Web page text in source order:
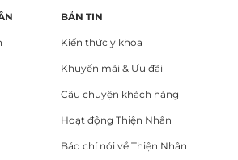
BẢN TIN
Kiến thức y khoa
Khuyến mãi & Ưu đãi
Câu chuyện khách hàng
Hoạt động Thiện Nhân
Báo chí nói về Thiện Nhân